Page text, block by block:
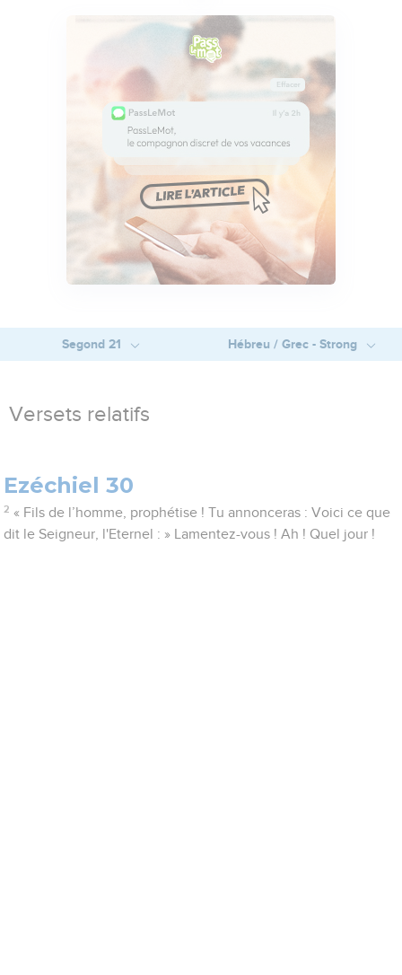
Segond 21 Hébreu / Grec - Strong
Versets relatifs
Ezéchiel 30
2 « Fils de l’homme, prophétise ! Tu annonceras : Voici ce que
dit le Seigneur, l'Eternel : » Lamentez-vous ! Ah ! Quel jour !